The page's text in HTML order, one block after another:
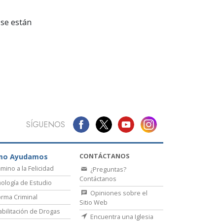
están
SÍGUENOS
Ayudamos
a la Felicidad
de Estudio
Criminal
de Drogas
CONTÁCTANOS
¿Preguntas?
Contáctanos
Opiniones sobre el
Sitio Web
Encuentra una Iglesia